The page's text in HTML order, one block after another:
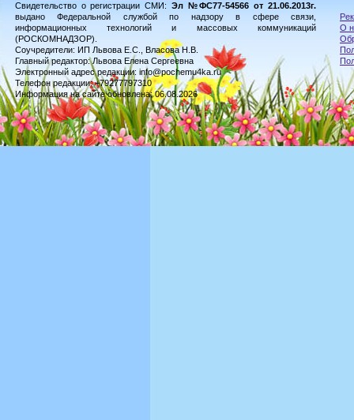
Свидетельство о регистрации СМИ: Эл №ФС77-54566 от 21.06.2013г.
выдано Федеральной службой по надзору в сфере связи,
информационных технологий и массовых коммуникаций
(РОСКОМНАДЗОР).
Соучредители: ИП Львова Е.С., Власова Н.В.
Главный редактор: Львова Елена Сергеевна
Электронный адрес редакции: info@pochemu4ka.ru
Телефон редакции: +79277797310
Информация на сайте обновлена: 06.08.2026
О